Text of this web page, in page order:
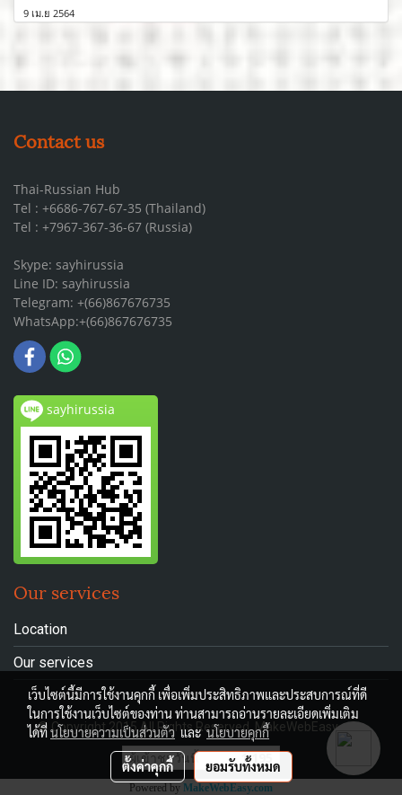
9 เม.ย 2564
Contact us
Thai-Russian Hub
Tel : +6686-767-67-35 (Thailand)
Tel : +7967-367-36-67 (Russia)
Skype: sayhirussia
Line ID: sayhirussia
Telegram: +(66)867676735
WhatsApp:+(66)867676735
sayhirussia
Our services
Location
Our services
© Copyright 2015 All Rights Reserved. MakeWebEasy.com
ผู้เข้าชมวันนี้ 1,195
Powered by MakeWebEasy.com
เว็บไซต์นี้มีการใช้งานคุกกี้ เพื่อเพิ่มประสิทธิภาพและประสบการณ์ที่ดี
ในการใช้งานเว็บไซต์ของท่าน ท่านสามารถอ่านรายละเอียดเพิ่มเติม
ได้ที่นโยบายความเป็นส่วนตัวและนโยบายคุกกี้
ตั้งค่าคุกกี้ ยอมรับทั้งหมด